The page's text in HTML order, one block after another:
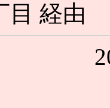
経由